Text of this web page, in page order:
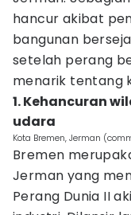
hancur akibat
bangunan
setelah perang
menarik tentang
1. Kehancuran
udara
Kota Bremen, Jerman
Bremen
Jerman yang
Perang Dunia II